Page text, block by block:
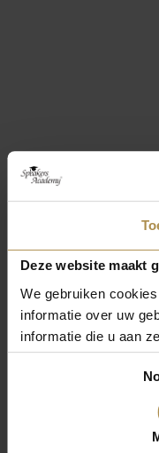
Deze website maakt
We gebruiken
informatie over uw
informatie die u aan